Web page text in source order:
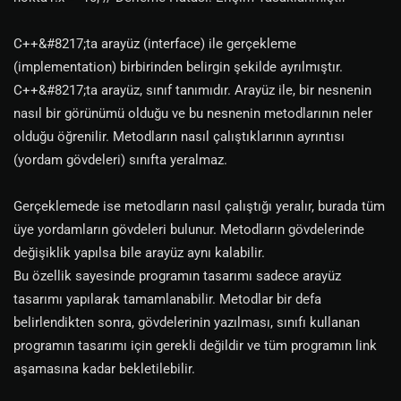
C++&#8217;ta arayüz (interface) ile gerçekleme
(implementation) birbirinden belirgin şekilde ayrılmıştır.
C++&#8217;ta arayüz, sınıf tanımıdır. Arayüz ile, bir nesnenin
nasıl bir görünümü olduğu ve bu nesnenin metodlarının neler
olduğu öğrenilir. Metodların nasıl çalıştıklarının ayrıntısı
(yordam gövdeleri) sınıfta yeralmaz.
Gerçeklemede ise metodların nasıl çalıştığı yeralır, burada tüm
üye yordamların gövdeleri bulunur. Metodların gövdelerinde
değişiklik yapılsa bile arayüz aynı kalabilir.
Bu özellik sayesinde programın tasarımı sadece arayüz
tasarımı yapılarak tamamlanabilir. Metodlar bir defa
belirlendikten sonra, gövdelerinin yazılması, sınıfı kullanan
programın tasarımı için gerekli değildir ve tüm programın link
aşamasına kadar bekletilebilir.